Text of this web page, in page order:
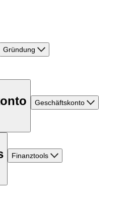
Gründung
Geschäftskonto
Finanztools